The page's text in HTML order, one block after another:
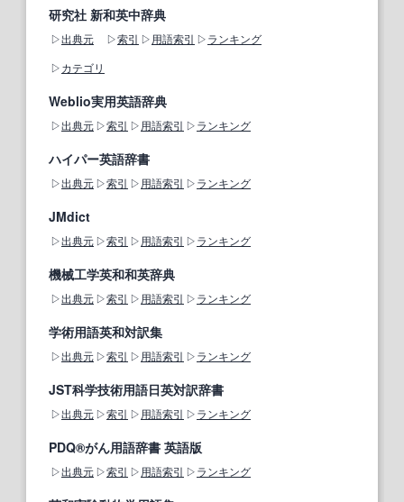
研究社 新和英中辞典
出典元 索引 用語索引
ランキング
カテゴリ
Weblio実用英語辞典
出典元 索引 用語索引 ランキング
ハイパー英語辞書
出典元 索引 用語索引 ランキング
JMdict
出典元 索引 用語索引 ランキング
機械工学英和和英辞典
出典元 索引 用語索引 ランキング
学術用語英和対訳集
出典元 索引 用語索引 ランキング
JST科学技術用語日英対訳辞書
出典元 索引 用語索引 ランキング
PDQ®がん用語辞書 英語版
出典元 索引 用語索引 ランキング